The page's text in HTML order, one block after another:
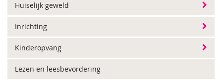
Huiselijk geweld
Inrichting
Kinderopvang
Lezen en leesbevordering